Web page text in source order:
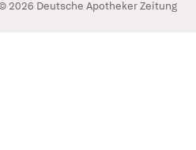
2026 Deutsche Apotheker Zeitung